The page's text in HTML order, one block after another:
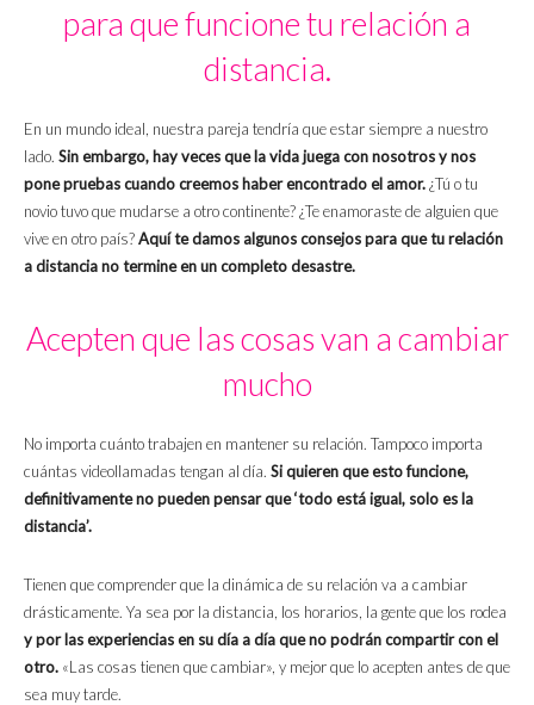
para que funcione tu relación a
distancia.
En un mundo ideal, nuestra pareja tendría que estar siempre a nuestro
lado. Sin embargo, hay veces que la vida juega con nosotros y nos
pone pruebas cuando creemos haber encontrado el amor.¿Tú o tu
novio tuvo que mudarse a otro continente? ¿Te enamoraste de alguien que
vive en otro país?Aquí te damos algunos consejos para que tu relación
a distancia no termine en un completo desastre.
Acepten que las cosas van a cambiar
mucho
No importa cuánto trabajen en mantener su relación. Tampoco importa
cuántas videollamadas tengan al día. Si quieren que esto funcione,
definitivamente no pueden pensar que ‘todo está igual, solo es la
distancia’.
Tienen que comprender que la dinámica de su relación va a cambiar
drásticamente. Ya sea por la distancia, los horarios, la gente que los rodea
y por las experiencias en su día a día que no podrán compartir con el
otro. «Las cosas tienen que cambiar», y mejor que lo acepten antes de que
sea muy tarde.